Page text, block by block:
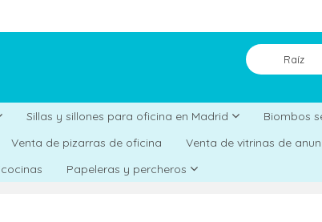
Raíz
Sillas y sillones para oficina en Madrid Biombos
Venta de pizarras de oficina Venta de vitrinas de
Papeleras y percheros